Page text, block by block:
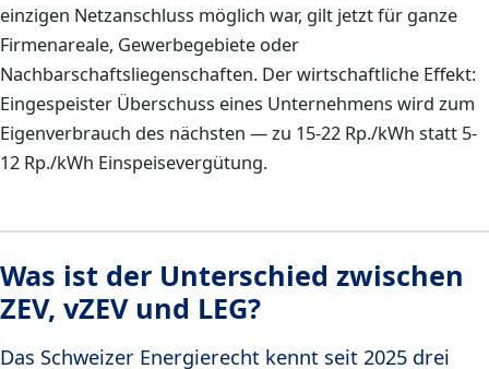
einzigen Netzanschluss möglich war, gilt jetzt für ganze
Firmenareale, Gewerbegebiete oder
Nachbarschaftsliegenschaften. Der wirtschaftliche Effekt:
Eingespeister Überschuss eines Unternehmens wird zum
Eigenverbrauch des nächsten — zu 15-22 Rp./kWh statt 5-
12 Rp./kWh Einspeisevergütung.
Was ist der Unterschied zwischen
ZEV, vZEV und LEG?
Das Schweizer Energierecht kennt seit 2025 drei